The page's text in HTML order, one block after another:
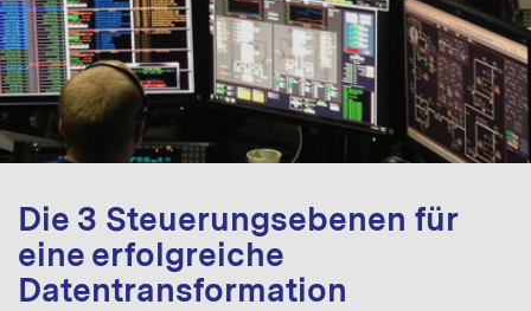
Die 3 Steuerungsebenen für
eine erfolgreiche
Datentransformation